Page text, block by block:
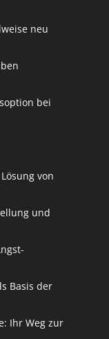
neu
bei
von
und
Basis der
Ihr Weg zur